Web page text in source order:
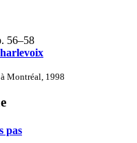
56–58
harlevoix
Montréal, 1998
pas